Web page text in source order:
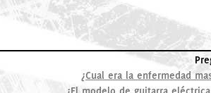
¿Cual era la enfermedad